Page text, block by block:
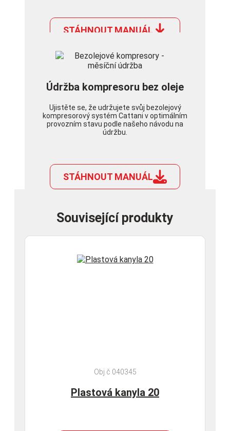
STÁHNOUT MANUÁL
Údržba kompresoru bez oleje
Ujistěte se, že udržujete svůj bezolejový
kompresorový systém Cattani v optimálním
provozním stavu podle našeho návodu na
údržbu.
STÁHNOUT MANUÁL
Související produkty
Obj.č 040345
Plastová kanyla 20